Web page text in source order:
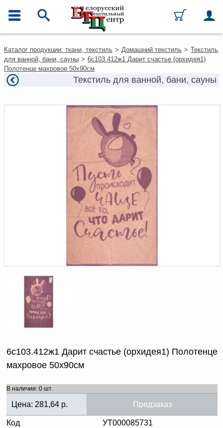
Каталог
Ткани
Домашний текстиль
Одежда
Текстиль для ресторанов и
Текстильная галантерея и
Условия работы
Оплата и доставка
Как оформить заказ
Документы по работе с
персональными данными
Письмо руководителю
Вопросы и ответы
Новости | Статьи
Каталог продукции: ткани, текстиль > Домашний текстиль > Текстиль
для ванной, бани, сауны > 6с103.412ж1 Дарит счастье (орхидея1)
Полотенце махровое 50х90см
Текстиль для ванной, бани, сауны
6с103.412ж1 Дарит счастье (орхидея1) Полотенце
махровое 50х90см
В наличии: 0 шт.
Цена: 281,64 р. Предзаказ
Код
УТ000085731